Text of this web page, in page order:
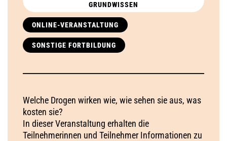
GRUNDWISSEN
ONLINE-VERANSTALTUNG
SONSTIGE FORTBILDUNG
Welche Drogen wirken wie, wie sehen sie aus, was
kosten sie?
In dieser Veranstaltung erhalten die
Teilnehmerinnen und Teilnehmer Informationen zu